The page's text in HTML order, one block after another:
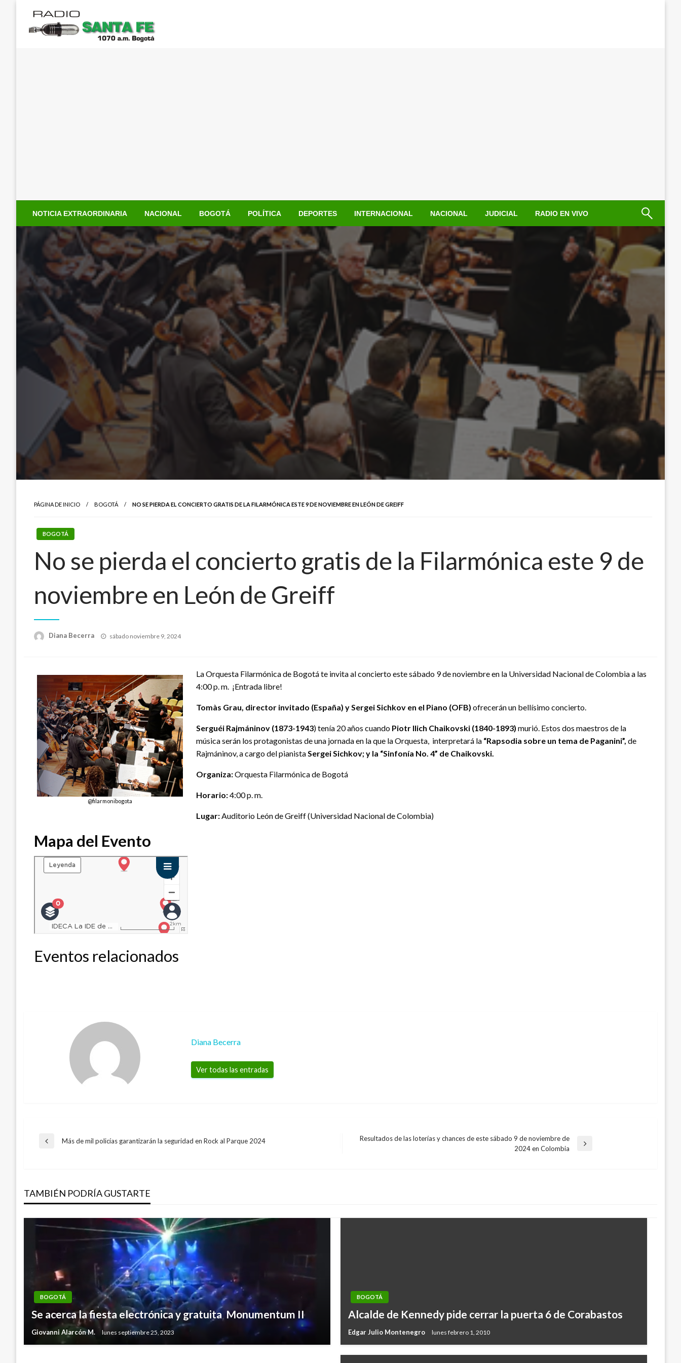
contenido
NOTICIA EXTRAORDINARIA NACIONAL BOGOTÁ POLÍTICA DEPORTES INTERNACIONAL NACIONAL JUDICIAL RADIO EN VIVO
PÁGINA DE INICIO BOGOTÁ NO SE PIERDA EL CONCIERTO GRATIS DE LA FILARMÓNICA ESTE 9 DE NOVIEMBRE EN LEÓN DE GREIFF
BOGOTÁ
No se pierda el concierto gratis de la Filarmónica este 9 de
noviembre en León de Greiff
Diana Becerra
Publicado
sábado noviembre 9, 2024
@filarmonibogota
La Orquesta Filarmónica de Bogotá te invita al concierto este sábado 9 de noviembre en la Universidad Nacional de Colombia a las
4:00 p. m. ¡Entrada libre!
Tomàs Grau, director invitado (España) y Sergei Sichkov en el Piano (OFB) ofrecerán un bellísimo concierto.
Serguéi Rajmáninov (1873-1943) tenía 20 años cuando Piotr Ilich Chaikovski (1840-1893) murió. Estos dos maestros de la
música serán los protagonistas de una jornada en la que la Orquesta, interpretará la “Rapsodia sobre un tema de Paganini”, de
Rajmáninov, a cargo del pianistaSergei Sichkov; y la “Sinfonía No. 4” de Chaikovski.
Organiza:Orquesta Filarmónica de Bogotá
Horario:4:00 p. m.
Lugar:Auditorio León de Greiff (Universidad Nacional de Colombia)
Mapa del Evento
Eventos relacionados
Diana Becerra
Ver todas las entradas
Navegación
entradas
Entrada
Más de mil policías garantizarán la seguridad en Rock al Parque 2024
Resultados de las loterías y chances de este sábado 9 de noviembre de
2024 en Colombia
TAMBIÉN PODRÍA GUSTARTE
BOGOTÁ
Se acerca la fiesta electrónica y gratuita Monumentum II
Giovanni Alarcón M. lunes septiembre 25, 2023
BOGOTÁ
Alcalde de Kennedy pide cerrar la puerta 6 de Corabastos
Edgar Julio Montenegro lunes febrero 1, 2010
BOGOTÁ
Funcionarios de Hospital El Tunal protestan por no pago de
sueldos
Iván Briceño